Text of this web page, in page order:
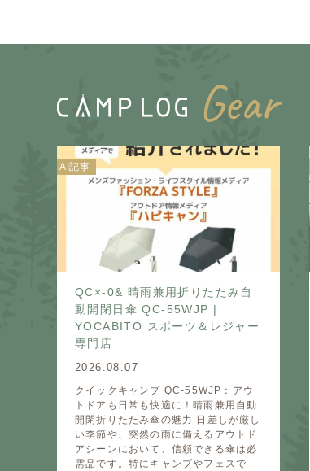
AI記事
QC×-0& 晴雨兼用折りたたみ自
動開閉日傘 QC-55WJP |
YOCABITO スポーツ＆レジャー
専門店
2026.08.07
クイックキャンプ QC-55WJP：アウ
トドアも日常も快適に！晴雨兼用自動
開閉折りたたみ傘の魅力 日差しが厳し
い季節や、突然の雨に備えるアウトド
アシーンにおいて、信頼できる傘は必
需品です。特にキャンプやフェスで